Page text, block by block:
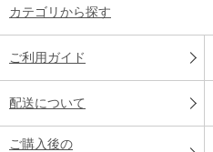
カテゴリから探す
ご利用ガイド
配送について
ご購入後の